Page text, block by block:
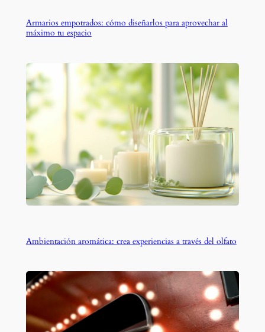
Armarios empotrados: cómo diseñarlos para aprovechar al
máximo tu espacio
Ambientación aromática: crea experiencias a través del olfato